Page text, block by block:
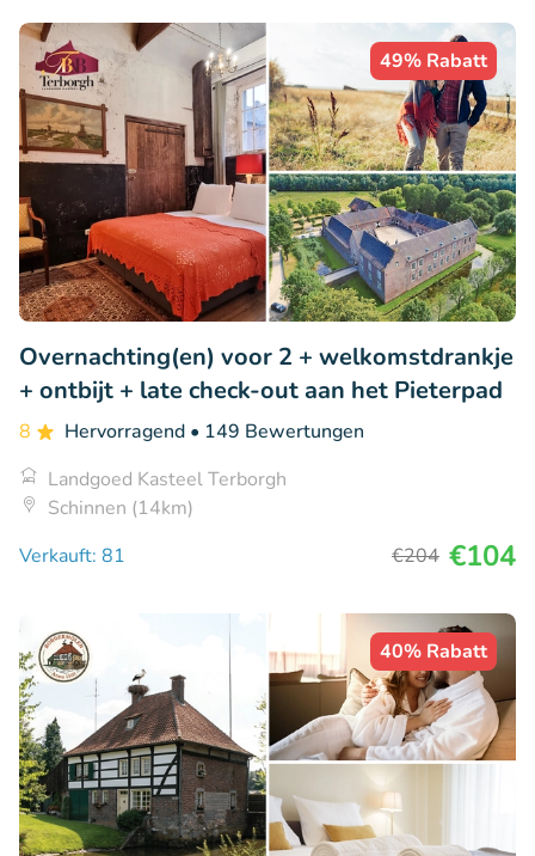
49% Rabatt
Overnachting(en) voor 2 + welkomstdrankje
+ ontbijt + late check-out aan het Pieterpad
8 Hervorragend • 149 Bewertungen
Landgoed Kasteel Terborgh
Schinnen (14km)
Verkauft: 81
€204 €104
40% Rabatt